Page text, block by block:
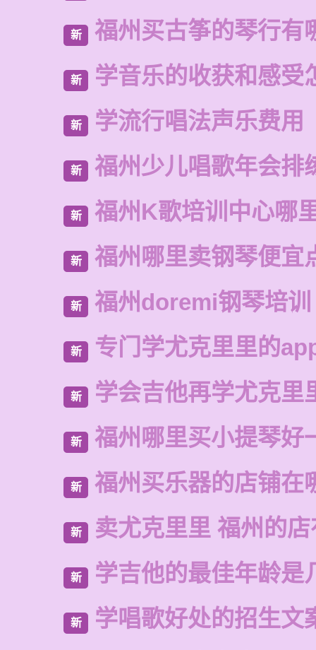
新 福州买古筝的琴行有
新 学音乐的收获和感受
新 学流行唱法声乐费用
新 福州少儿唱歌年会排
新 福州K歌培训中心哪
新 福州哪里卖钢琴便宜
新 福州doremi钢琴培训
新 专门学尤克里里的
新 学会吉他再学尤克里
新 福州哪里买小提琴好
新 福州买乐器的店铺在
新 卖尤克里里 福州的
新 学吉他的最佳年龄是
新 学唱歌好处的招生文